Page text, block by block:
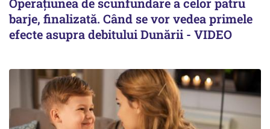
Operațiunea de scunfundare a celor patru
barje, finalizată. Când se vor vedea primele
efecte asupra debitului Dunării - VIDEO